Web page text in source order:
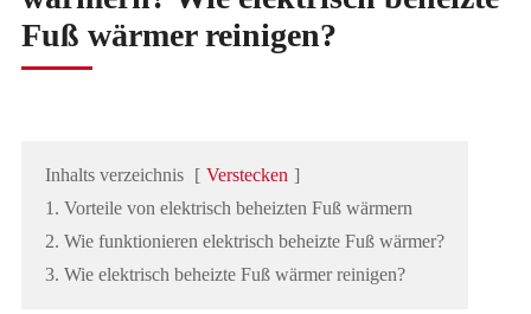
Fuß wärmer reinigen?
Inhalts verzeichnis [ Verstecken ]
1. Vorteile von elektrisch beheizten Fuß wärmern
2. Wie funktionieren elektrisch beheizte Fuß wärmer?
3. Wie elektrisch beheizte Fuß wärmer reinigen?